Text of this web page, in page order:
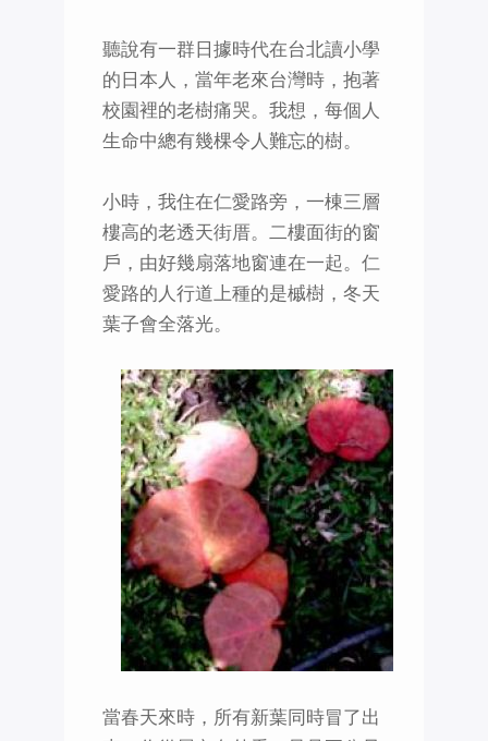
聽說有一群日據時代在台北讀小學
的日本人，當年老來台灣時，抱著
校園裡的老樹痛哭。我想，每個人
生命中總有幾棵令人難忘的樹。
小時，我住在仁愛路旁，一棟三層
樓高的老透天街厝。二樓面街的窗
戶，由好幾扇落地窗連在一起。仁
愛路的人行道上種的是槭樹，冬天
葉子會全落光。
當春天來時，所有新葉同時冒了出